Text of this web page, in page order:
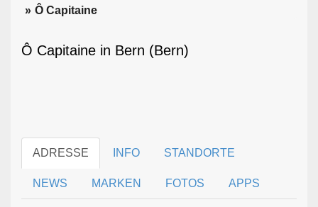
Ô Capitaine
Ô Capitaine in Bern (Bern)
ADRESSE INFO STANDORTE
NEWS MARKEN FOTOS APPS